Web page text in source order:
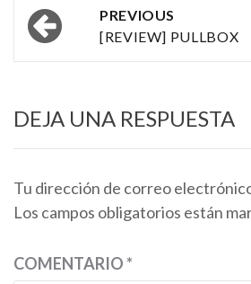
Post
navigation
PREVIOUS
[REVIEW] PULLBOX
DEJA UNA RESPUESTA
Tu dirección de correo
Los campos obligatorios están
COMENTARIO*